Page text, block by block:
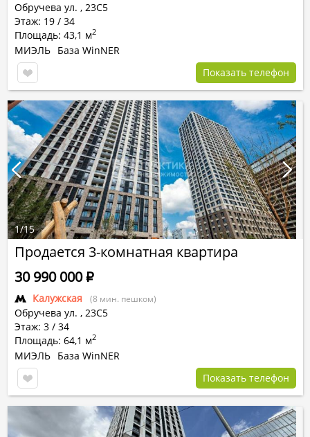
Обручева ул. , 23С5
Этаж: 19 / 34
Площадь: 43,1 м2
МИЭЛЬ База WinNER
Показать телефон
Продается 3-комнатная квартира
Калужская (8 мин. пешком)
Обручева ул. , 23С5
Этаж: 3 / 34
Площадь: 64,1 м2
30 990 000Р
МИЭЛЬ База WinNER
Показать телефон
1/15